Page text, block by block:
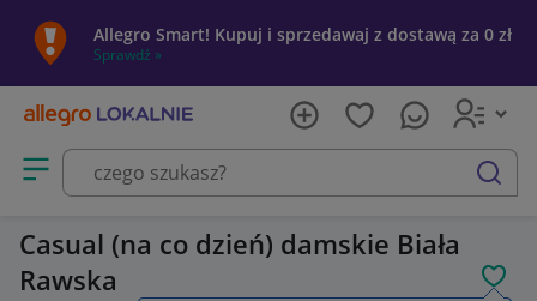
Allegro Smart! Kupuj i sprzedawaj z dostawą za 0 zł
Sprawdź »
Otwórz menu z kategoriami
szukaj
Casual (na co dzień) damskie Biała
Rawska